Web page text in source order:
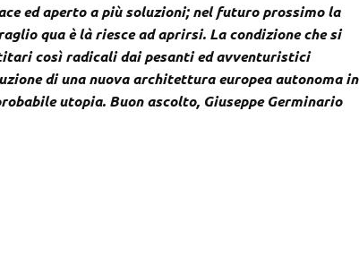
ed aperto a più soluzioni; nel futuro prossimo la
qua è là riesce ad aprirsi. La condizione che si
così radicali dai pesanti ed avventuristici
di una nuova architettura europea autonoma in
utopia. Buon ascolto, Giuseppe Germinario